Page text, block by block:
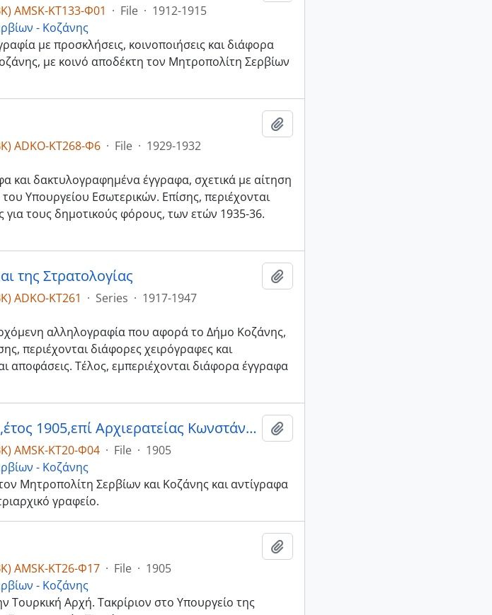
AMSK-ΚΤ133-Φ01 · File · 1912-1915
- Κοζάνης
με προσκλήσεις, κοινοποιήσεις και διάφορα
με κοινό αποδέκτη τον Μητροπολίτη Σερβίων
ADKO-ΚΤ268-Φ6 · File · 1929-1932
και δακτυλογραφημένα έγγραφα, σχετικά με αίτηση
Υπουργείου Εσωτερικών. Επίσης, περιέχονται
τους δημοτικούς φόρους, των ετών 1935-36.
της Στρατολογίας
ADKO-ΚΤ261 · Series · 1917-1947
αλληλογραφία που αφορά το Δήμο Κοζάνης,
περιέχονται διάφορες χειρόγραφες και
αποφάσεις. Τέλος, εμπεριέχονται διάφορα έγγραφα
Έγγραφα Κωνσταντινούπολης ,έτος 1905,επί Αρχιερατείας Κωνστάντιου (1889-1892,1893-1910)
AMSK-ΚΤ20-Φ04 · File · 1905
- Κοζάνης
Μητροπολίτη Σερβίων και Κοζάνης και αντίγραφα
γραφείο.
AMSK-ΚΤ26-Φ17 · File · 1905
- Κοζάνης
Τουρκική Αρχή. Τακρίριον στο Υπουργείο της